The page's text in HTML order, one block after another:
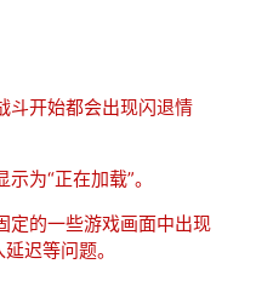
斗开始都会出现闪退情
示为“正在加载”。
定的一些游戏画面中出现
迟等问题。